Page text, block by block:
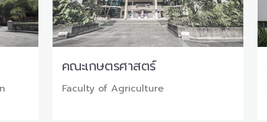
คณะเกษตรศาสตร์
Faculty of Agriculture